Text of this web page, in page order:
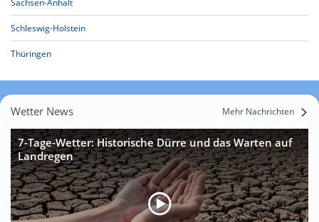
Sachsen-Anhalt
Schleswig-Holstein
Thüringen
Wetter News Mehr Nachrichten
7-Tage-Wetter: Historische Dürre und das Warten auf
Landregen